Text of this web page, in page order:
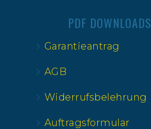
PDF DOWNLOADS
Garantieantrag
AGB
Widerrufsbelehrung
Auftragsformular